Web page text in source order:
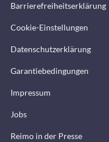
Barrierefreiheitserklärung
Cookie-Einstellungen
Datenschutzerklärung
Garantiebedingungen
Impressum
Jobs
Reimo in der Presse